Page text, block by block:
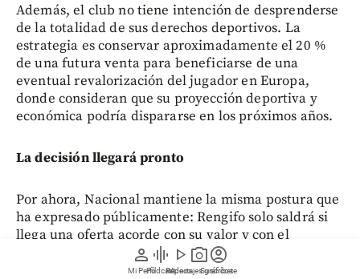
person
Mi Perfil
graphic_eq
Pódcast
play_arrow
Videos
photo_camera
Reportajes gráficos
account_circle
Suscríbete
Además, el club no tiene intención de desprenderse
de la totalidad de sus derechos deportivos. La
estrategia es conservar aproximadamente el 20 %
de una futura venta para beneficiarse de una
eventual revalorización del jugador en Europa,
donde consideran que su proyección deportiva y
económica podría dispararse en los próximos años.
La decisión llegará pronto
Por ahora, Nacional mantiene la misma postura que
ha expresado públicamente: Rengifo solo saldrá si
llega una oferta acorde con su valor y con el
proyecto deportivo que representa para la